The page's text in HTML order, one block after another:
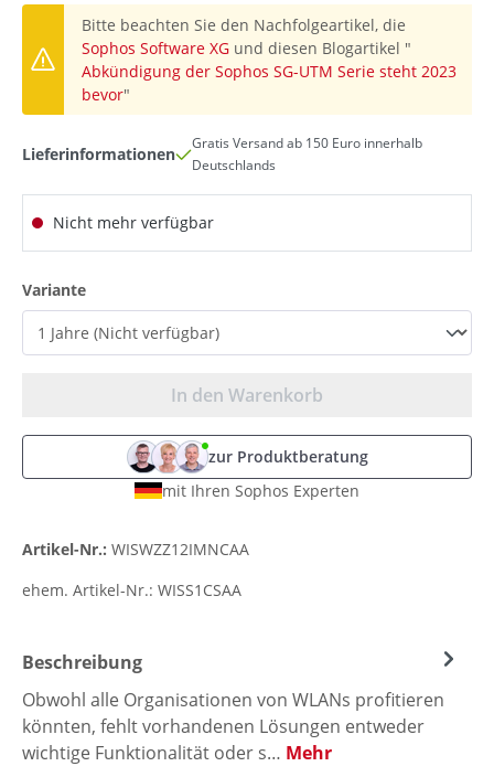
Bitte beachten Sie den Nachfolgeartikel, die
Sophos Software XG und diesen Blogartikel "
Abkündigung der Sophos SG-UTM Serie steht 2023
bevor"
Lieferinformationen
Gratis Versand ab 150 Euro innerhalb
Deutschlands
Nicht mehr verfügbar
Varianteauswählen
In den Warenkorb
zur Produktberatung
mit Ihren Sophos Experten
Artikel-Nr.: WISWZZ12IMNCAA
ehem. Artikel-Nr.: WISS1CSAA
Beschreibung
Obwohl alle Organisationen von WLANs profitieren
könnten, fehlt vorhandenen Lösungen entweder
wichtige Funktionalität oder s… Mehr